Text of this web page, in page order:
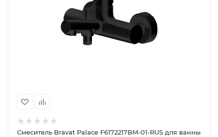
Смеситель Bravat Palace F6172217BM-01-RUS для ванны